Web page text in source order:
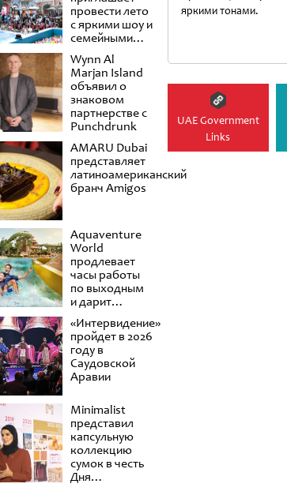
провести лето
с яркими шоу и
семейными
развлечениями
Wynn Al
Marjan Island
объявил о
знаковом
партнерстве с
Punchdrunk
AMARU Dubai
представляет
латиноамериканский
бранч Amigos
Aquaventure
World
продлевает
часы работы
по выходным
и дарит
второй день в
подарок
«Интервидение»
пройдет в 2026
году в
Саудовской
Аравии
Minimalist
представил
капсульную
коллекцию
сумок в честь
Дня
яркими тонами.
UAE Government
Links